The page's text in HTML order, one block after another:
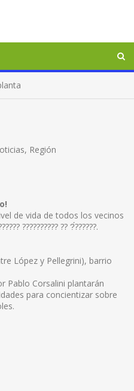
, Región
de vida de todos los vecinos
?????????? ?? ?́??????.
López y Pellegrini), barrio
Pablo Corsalini plantarán
para concientizar sobre